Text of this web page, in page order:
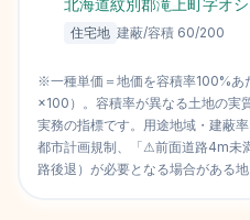
北海道紋別郡滝上町字オ
住宅地 建蔽/容積 60/200
※一種単価＝地価を容積率100%あ
×100）。容積率が異なる土地の実
実務の指標です。用途地域・建蔽
都市計画規制、「⚠前面道路4m未
路後退）が必要となる場合がある地